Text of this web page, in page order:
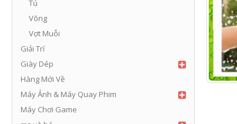
Tủ
Võng
Vợt Muỗi
Giải Trí
Giày Dép
Hàng Mới Về
Máy Ảnh & Máy Quay Phim
Máy Chơi Game